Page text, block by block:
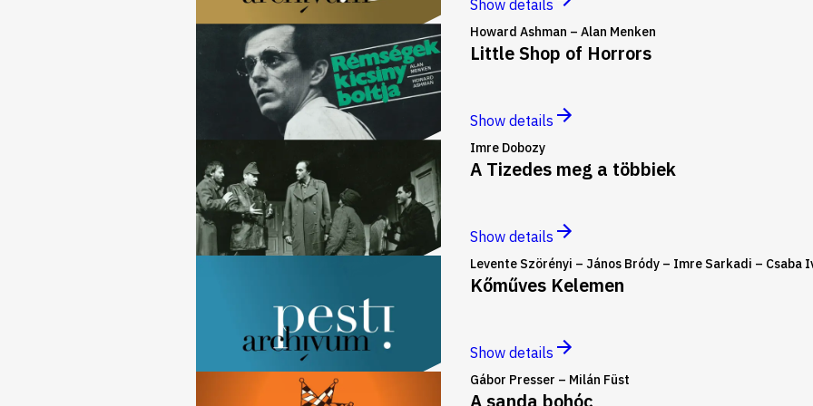
Show details
Howard Ashman – Alan Menken
Little Shop of Horrors
Show details
Imre Dobozy
A Tizedes meg a többiek
Show details
Levente Szörényi – János Bródy – Imre Sarkadi – Csaba
Kőműves Kelemen
Show details
Gábor Presser – Milán Füst
A sanda bohóc